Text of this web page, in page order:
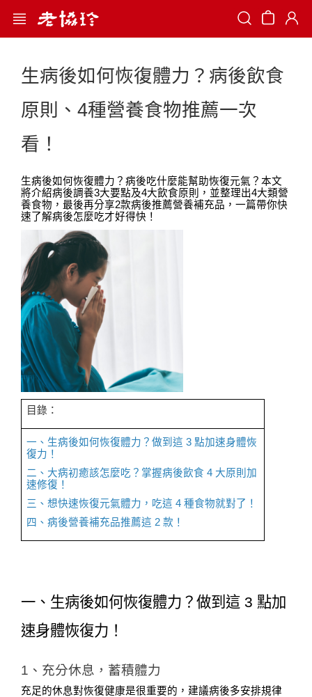
Search
生病後如何恢復體力？病後飲食
原則、4種營養食物推薦一次
看！
生病後如何恢復體力？病後吃什麼能幫助恢復元氣？本文
將介紹病後調養3大要點及4大飲食原則，並整理出4大類營
養食物，最後再分享2款病後推薦營養補充品，一篇帶你快
速了解病後怎麼吃才好得快！
目錄：
一、生病後如何恢復體力？做到這 3 點加速身體恢
復力！
二、大病初癒該怎麼吃？掌握病後飲食 4 大原則加
速修復！
三、想快速恢復元氣體力，吃這 4 種食物就對了！
四、病後營養補充品推薦這 2 款！
一、生病後如何恢復體力？做到這 3 點加
速身體恢復力！
1、充分休息，蓄積體力
充足的休息對恢復健康是很重要的，建議病後多安排規律